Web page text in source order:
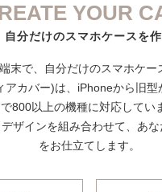
YOUR
自分だけのスマホケースを
末で、自分だけのスマホケー
アカバー)は、iPhoneから旧
で800以上の機種に対応してい
ザインを組み合わせて、あ
をお仕立てします。